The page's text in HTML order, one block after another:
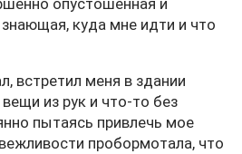
куда мне идти и что
встретил меня в здании
из рук и что-то без
пытаясь привлечь мое
пробормотала, что